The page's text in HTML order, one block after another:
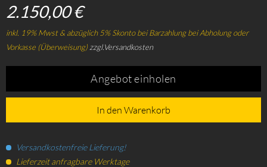
2.150,00 €
inkl. 19% Mwst & abzüglich 5% Skonto bei Barzahlung bei Abholung oder
Vorkasse (Überweisung)zzgl.Versandkosten
Angebot einholen
In den Warenkorb
Versandkostenfreie Lieferung!
Lieferzeit anfragbare Werktage